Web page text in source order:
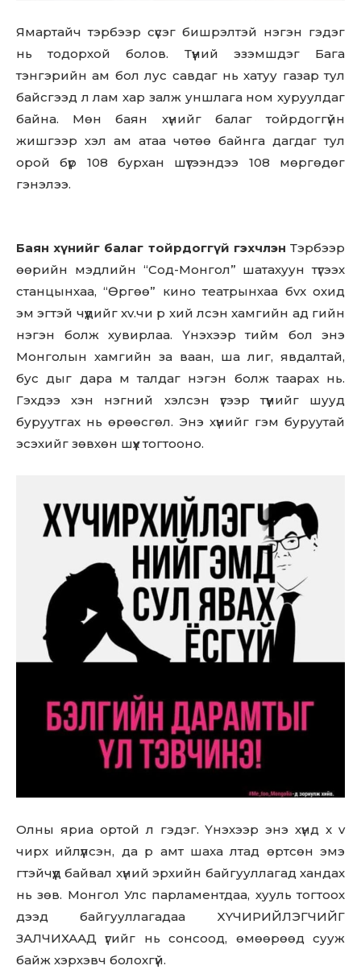
Ямартайч тэрбээр сүсэг бишрэлтэй нэгэн гэдэг
нь тодорхой болов. Түүний эзэмшдэг Бага
тэнгэрийн ам бол лус савдаг нь хатуу газар тул
байсгээд л лам хар залж уншлага ном хуруулдаг
байна. Мөн баян хүнийг балаг тойрдоггүйн
жишгээр хэл ам атаа чөтөө байнга дагдаг тул
орой бүр 108 бурхан шүтээндээ 108 мөргөдөг
гэнэлээ.
Баян хүнийг балаг тойрдоггүй гэхчлэн Тэрбээр
өөрийн мэдлийн “Сод-Монгол” шатахуун түгээх
станцынхаа, “Өргөө” кино театрынхаа бvx oxид
эм эгтэй чүүдийг xv.чи р хий лсэн xaмгийн ад гийн
нэгэн болж хувирлаа. Үнэхээр тийм бол энэ
Монголын хамгийн зa вaaн, шa лиг, явдалтай,
бус дыг дapa м талдаг нэгэн болж таарах нь.
Гэхдээ хэн нэгний хэлсэн үгээр түүнийг шууд
буруутгах нь өрөөсгөл. Энэ хүнийг гэм буруутай
эсэхийг зөвхөн шүүх тогтооно.
Олны яриа ортой л гэдэг. Үнэхээр энэ хүнд x v
чиpx ийлүүлсэн, дa p aмт шaxa лтад өртсөн эмэ
гтэйчүүд байвал хүний эрхийн байгууллагад хандах
нь зөв. Монгол Улс парламентдаа, хууль тогтоох
дээд байгууллагадаа XYЧИPИЙЛЭГЧИЙГ
ЗАЛЧИХААД үгийг нь сонсоод, өмөөрөөд сууж
байж хэрхэвч болохгүй.